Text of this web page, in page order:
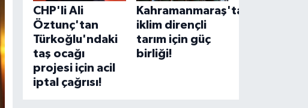
CHP'li Ali
Öztunç'tan
Türkoğlu'ndaki
taş ocağı
projesi için acil
iptal çağrısı!
Kahramanmaraş'ta
iklim dirençli
tarım için güç
birliği!